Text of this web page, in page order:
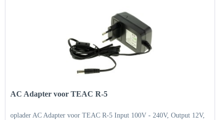
AC Adapter voor TEAC R-5
oplader AC Adapter voor TEAC R-5 Input 100V - 240V, Output 12V,